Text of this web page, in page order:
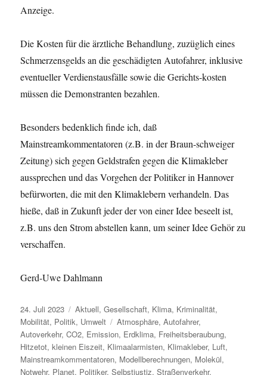
Anzeige.
Die Kosten für die ärztliche Behandlung, zuzüglich eines
Schmerzensgelds an die geschädigten Autofahrer, inklusive
eventueller Verdienstausfälle sowie die Gerichts-kosten
müssen die Demonstranten bezahlen.
Besonders bedenklich finde ich, daß
Mainstreamkommentatoren (z.B. in der Braun-schweiger
Zeitung) sich gegen Geldstrafen gegen die Klimakleber
aussprechen und das Vorgehen der Politiker in Hannover
befürworten, die mit den Klimaklebern verhandeln. Das
hieße, daß in Zukunft jeder der von einer Idee beseelt ist,
z.B. uns den Strom abstellen kann, um seiner Idee Gehör zu
verschaffen.
Gerd-Uwe Dahlmann
Veröffentlicht
am
24. Juli 2023 Kategorien
Aktuell,Gesellschaft, Klima, Kriminalität,
Mobilität, Politik, Umwelt Schlagwörter
Atmosphäre,Autofahrer,
Autoverkehr,CO2, Emission, Erdklima, Freiheitsberaubung,
Hitzetot,kleinen Eiszeit, Klimaalarmisten, Klimakleber, Luft,
Mainstreamkommentatoren, Modellberechnungen, Molekül,
Notwehr, Planet, Politiker,Selbstjustiz,Straßenverkehr,